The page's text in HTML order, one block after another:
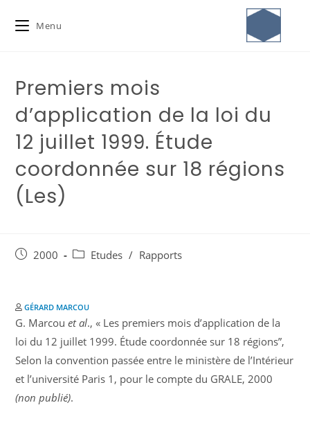
Menu
Premiers mois
d’application de la loi du
12 juillet 1999. Étude
coordonnée sur 18 régions
(Les)
2000 Etudes / Rapports
GÉRARD MARCOU
G. Marcouet al., « Les premiers mois d’application de la
loi du 12 juillet 1999. Étude coordonnée sur 18 régions”,
Selon la convention passée entre le ministère de l’Intérieur
et l’université Paris 1, pour le compte du GRALE, 2000
(non publié).